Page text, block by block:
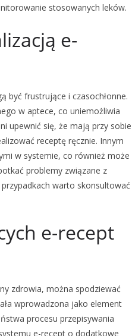
stosowanych leków.
e-
być frustrujące i czasochłonne.
w aptece, co uniemożliwia
upewnić się, że mają przy sobie
receptę ręcznie. Innym
w systemie, co również może
problemy związane z
warto skonsultować
e-recept
zdrowia, można spodziewać
wprowadzona jako element
procesu przepisywania
e-recept o dodatkowe